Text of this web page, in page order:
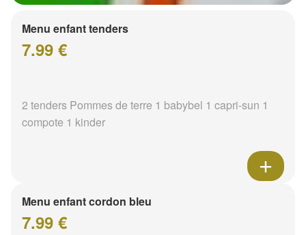
Menu enfant tenders
7.99 €
2 tenders Pommes de terre 1 babybel 1 capri-sun 1
compote 1 kinder
Menu enfant cordon bleu
7.99 €